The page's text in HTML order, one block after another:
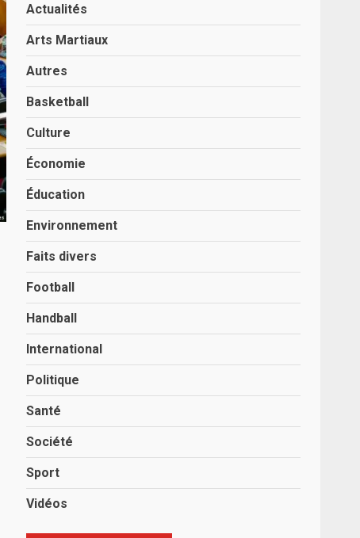
Actualités
Arts Martiaux
Autres
Basketball
Culture
Économie
Éducation
Environnement
Faits divers
Football
Handball
International
Politique
Santé
Société
Sport
Vidéos